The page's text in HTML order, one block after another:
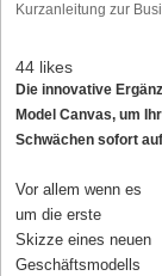
Kurzanleitung zur
44 likes
Die innovative
Model Canvas, um
Schwächen sofort
Vor allem wenn es
um die erste
Skizze eines neuen
Geschäftsmodells